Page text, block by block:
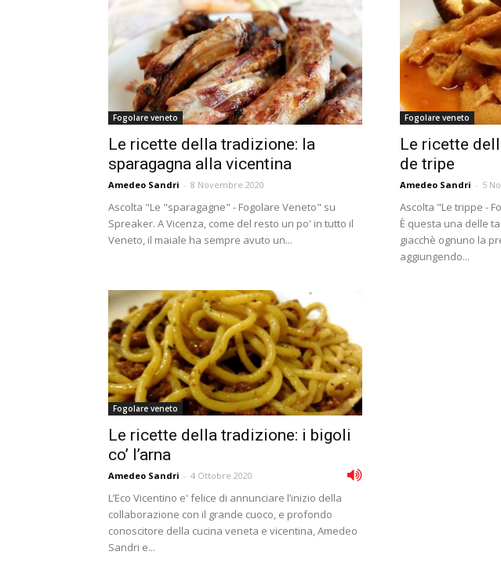
Fogolare veneto
Le ricette della tradizione: la
sparagagna alla vicentina
Amedeo Sandri - 8 Novembre 2020
Ascolta "Le "sparagagne" - Fogolare Veneto" su
Spreaker. A Vicenza, come del resto un po' in tutto il
Veneto, il maiale ha sempre avuto un...
Fogolare veneto
Le ricette
de tripe
Amedeo Sandri - 5
Ascolta "Le trippe -
È questa una delle
giacchè ognuno la
aggiungendo...
Fogolare veneto
Le ricette della tradizione: i bigoli
co’ l’arna
Amedeo Sandri - 4 Ottobre 2020
L’Eco Vicentino e' felice di annunciare l’inizio della
collaborazione con il grande cuoco, e profondo
conoscitore della cucina veneta e vicentina, Amedeo
Sandri e...